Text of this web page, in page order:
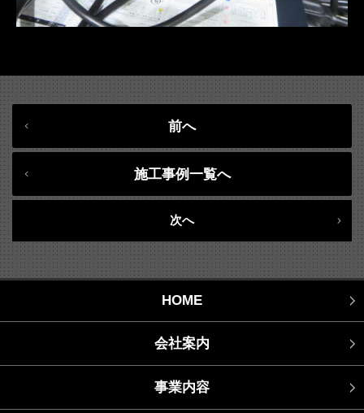
前へ
施工事例一覧へ
次へ
HOME
会社案内
事業内容